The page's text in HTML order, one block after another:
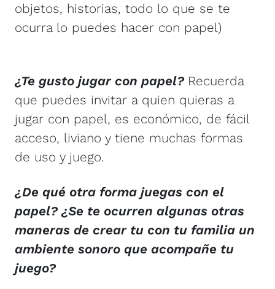
objetos, historias, todo lo que se te
ocurra lo puedes hacer con papel)
¿Te gusto jugar con papel? Recuerda
que puedes invitar a quien quieras a
jugar con papel, es económico, de fácil
acceso, liviano y tiene muchas formas
de uso y juego.
¿De qué otra forma juegas con el
papel? ¿Se te ocurren algunas otras
maneras de crear tu con tu familia un
ambiente sonoro que acompañe tu
juego?